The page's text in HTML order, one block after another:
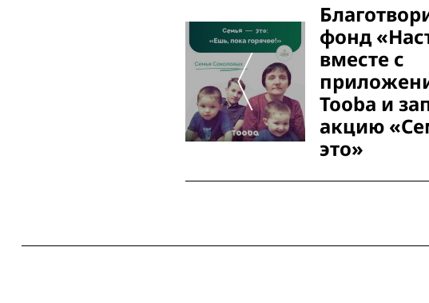
Navigationфонд
вместе с
Tooba и
акцию
это»